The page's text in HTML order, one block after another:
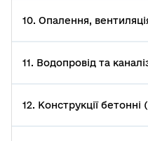
10. Опалення,
11. Водопровід та
12. Конструкції бетонні